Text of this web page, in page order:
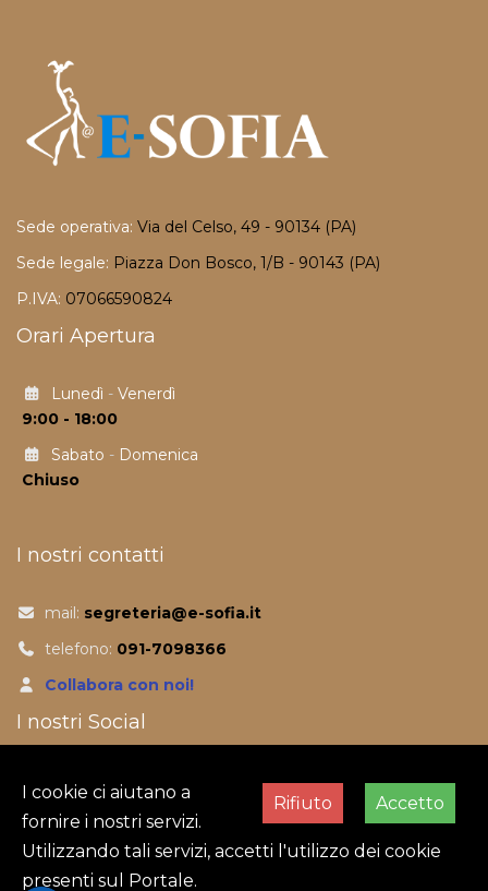
Sede operativa: Via del Celso, 49 - 90134 (PA)
Sede legale: Piazza Don Bosco, 1/B - 90143 (PA)
P.IVA: 07066590824
Orari Apertura
Lunedì - Venerdì
9:00 - 18:00
Sabato - Domenica
Chiuso
I nostri contatti
mail: segreteria@e-sofia.it
telefono: 091-7098366
Collabora con noi!
I nostri Social
Facebook
Abbiamo 225 visitatori e nessun utente online
Accetto
Rifiuto
I cookie ci aiutano a
fornire i nostri servizi.
Utilizzando tali servizi, accetti l'utilizzo dei cookie
presenti sul Portale.